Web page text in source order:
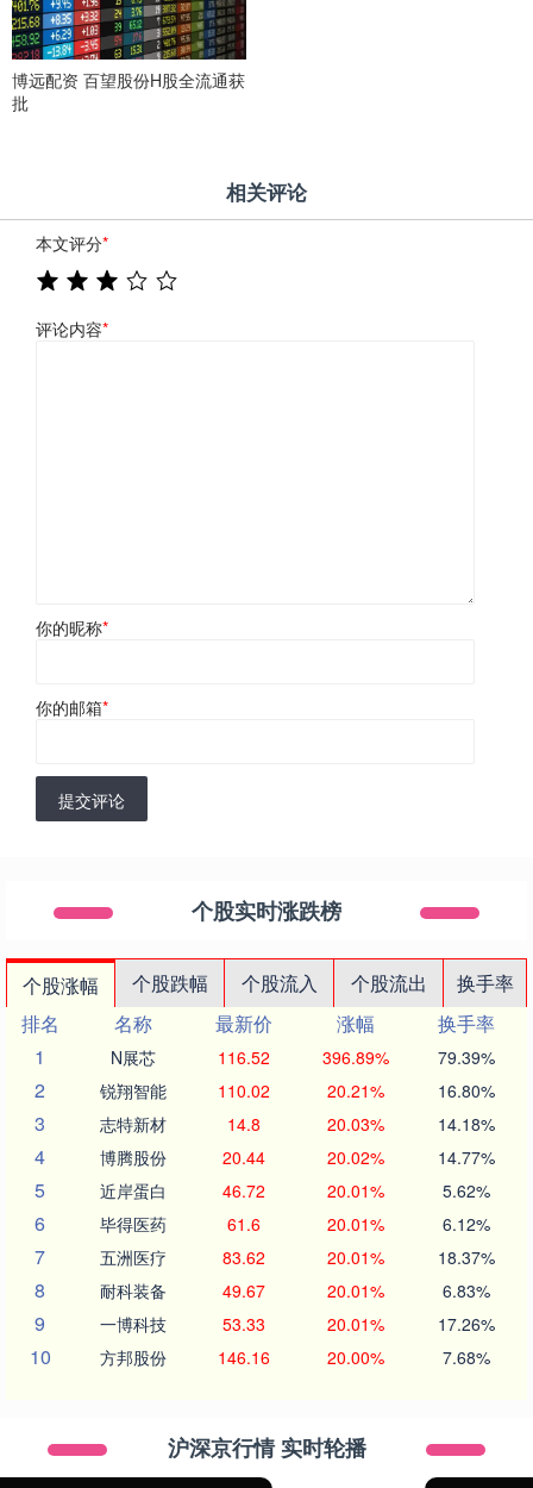
博远配资 百望股份H股全流通获
批
相关评论
本文评分*
评论内容*
你的昵称*
你的邮箱*
提交评论
个股实时涨跌榜
个股涨幅 个股跌幅 个股流入 个股流出
换手率
排名
名称 最新价 涨幅
换手率
1
N展芯 116.52 396.89% 79.39%
2 锐翔智能 110.02 20.21% 16.80%
3 志特新材 14.8 20.03% 14.18%
4 博腾股份 20.44 20.02% 14.77%
5 近岸蛋白 46.72 20.01% 5.62%
6 毕得医药 61.6 20.01% 6.12%
7 五洲医疗 83.62 20.01% 18.37%
8 耐科装备 49.67 20.01% 6.83%
9 一博科技 53.33 20.01% 17.26%
10 方邦股份 146.16 20.00% 7.68%
沪深京行情 实时轮播